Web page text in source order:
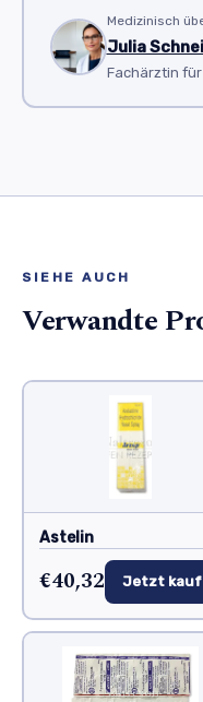
Medizinisch
Julia
Fachärztin
SIEHE AUCH
Verwandte
Astelin
€40,32 Jetzt